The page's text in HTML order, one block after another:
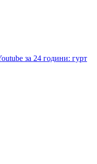
за 24 години: гурт